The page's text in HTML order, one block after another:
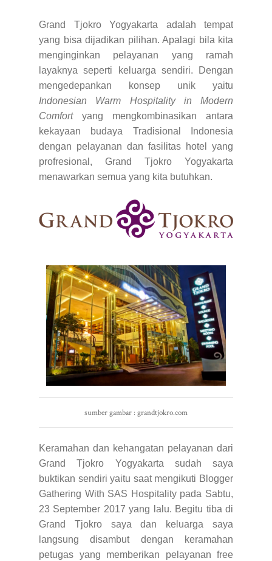
Grand Tjokro Yogyakarta adalah tempat
yang bisa dijadikan pilihan. Apalagi bila kita
menginginkan pelayanan yang ramah
layaknya seperti keluarga sendiri. Dengan
mengedepankan konsep unik yaitu
Indonesian Warm Hospitality in Modern
Comfortyang mengkombinasikan antara
kekayaan budaya Tradisional Indonesia
dengan pelayanan dan fasilitas hotel yang
profresional, Grand Tjokro Yogyakarta
menawarkan semua yang kita butuhkan.
sumber gambar : grandtjokro.com
Keramahan dan kehangatan pelayanan dari
Grand Tjokro Yogyakarta sudah saya
buktikan sendiri yaitu saat mengikuti Blogger
Gathering With SAS Hospitality pada Sabtu,
23 September 2017 yang lalu. Begitu tiba di
Grand Tjokro saya dan keluarga saya
langsung disambut dengan keramahan
petugas yang memberikan pelayanan free